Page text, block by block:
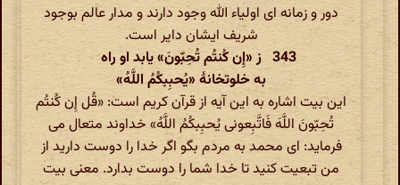
دور و زمانه ای اولیاء الله وجود دارند و مدار عالم بوجود
شریف ایشان دایر است.
343 ز «إِن کُنتُم تُحِبّونَ» یابد او راه
به خلوتخانۀ «یُحبِبکُمُ اللَّهُ»
این بیت اشاره به این آیه از قرآن کریم است: «قُل إِن کُنتُم
تُحِبّونَ اللَّهَ فَاتَّبِعونی یُحبِبکُمُ اللَّهُ» خداوند متعال می
فرماید: ای محمد به مردم بگو اگر خدا را دوست دارید از
من تبعیت کنید تا خدا شما را دوست بدارد. معنی بیت